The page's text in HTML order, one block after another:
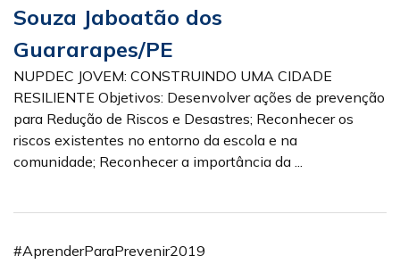
Souza Jaboatão dos
Guararapes/PE
NUPDEC JOVEM: CONSTRUINDO UMA CIDADE
RESILIENTE Objetivos: Desenvolver ações de prevenção
para Redução de Riscos e Desastres; Reconhecer os
riscos existentes no entorno da escola e na
comunidade; Reconhecer a importância da ...
#AprenderParaPrevenir2019